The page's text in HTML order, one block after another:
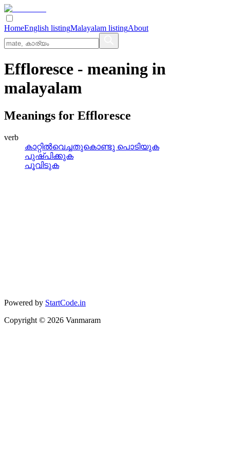
HomeEnglish listingMalayalam listingAbout
Effloresce - meaning in
malayalam
Meanings for Effloresce
verb
കാറ്റില്‍വെച്ചതുകൊണ്ടു പൊടിയുക
പുഷ്‌പിക്കുക
പൂവിടുക
Powered by StartCode.in
Copyright © 2026 Vanmaram